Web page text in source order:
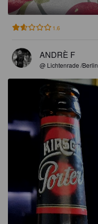
1.6
ANDRÈ F
@ Lichtenrade /Berlin